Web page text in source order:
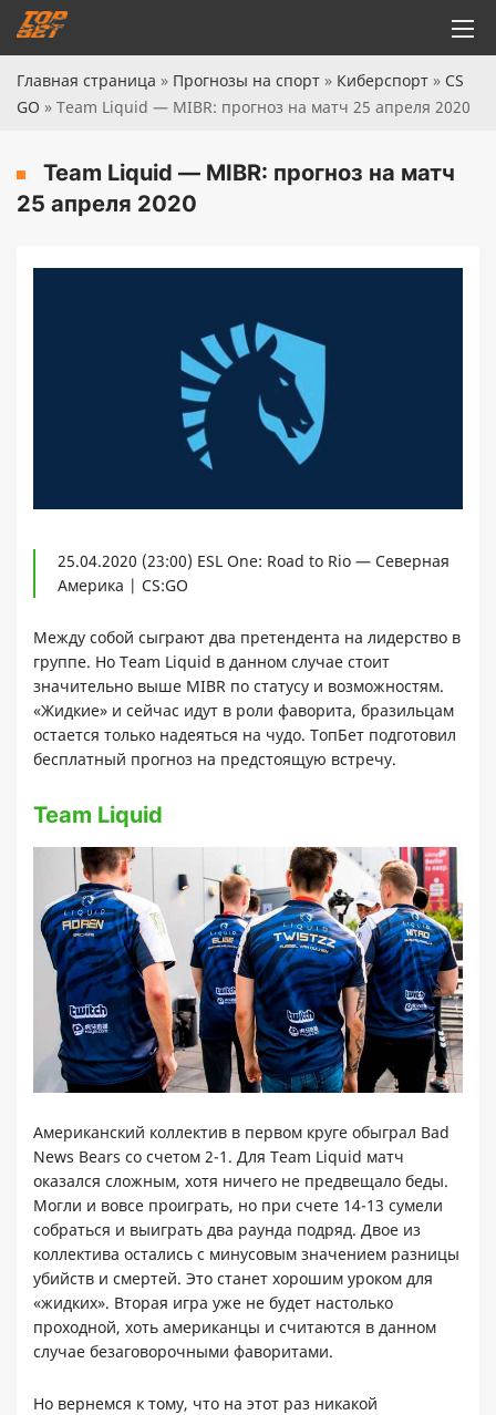
Главная страница » Прогнозы на спорт » Киберспорт » CS
GO » Team Liquid — MIBR: прогноз на матч 25 апреля 2020
Team Liquid — MIBR: прогноз на матч
25 апреля 2020
25.04.2020 (23:00) ESL One: Road to Rio — Северная
Америка | CS:GO
Между собой сыграют два претендента на лидерство в
группе. Но Team Liquid в данном случае стоит
значительно выше MIBR по статусу и возможностям.
«Жидкие» и сейчас идут в роли фаворита, бразильцам
остается только надеяться на чудо. ТопБет подготовил
бесплатный прогноз на предстоящую встречу.
Team Liquid
Американский коллектив в первом круге обыграл Bad
News Bears со счетом 2-1. Для Team Liquid матч
оказался сложным, хотя ничего не предвещало беды.
Могли и вовсе проиграть, но при счете 14-13 сумели
собраться и выиграть два раунда подряд. Двое из
коллектива остались с минусовым значением разницы
убийств и смертей. Это станет хорошим уроком для
«жидких». Вторая игра уже не будет настолько
проходной, хоть американцы и считаются в данном
случае безаговорочными фаворитами.
Но вернемся к тому, что на этот раз никакой